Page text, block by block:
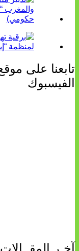
تابعنا على
الفيسبوك
آخـر المقــالات